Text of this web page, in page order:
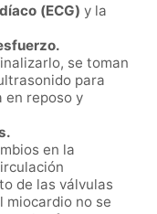
(ECG) y la
se toman
para
en reposo y
en la
de las válvulas
miocardio no se